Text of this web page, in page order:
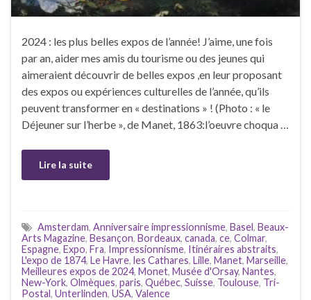
2024 : les plus belles expos de l’année! J’aime, une fois
par an, aider mes amis du tourisme ou des jeunes qui
aimeraient découvrir de belles expos ,en leur proposant
des expos ou expériences culturelles de l’année, qu’ils
peuvent transformer en « destinations » ! (Photo : « le
Déjeuner sur l’herbe », de Manet, 1863:l’oeuvre choqua …
Lire la suite
Amsterdam, Anniversaire impressionnisme, Basel, Beaux-
Arts Magazine, Besançon, Bordeaux, canada, ce, Colmar,
Espagne, Expo, Fra, Impressionnisme, Itinéraires abstraits,
L'expo de 1874, Le Havre, les Cathares, Lille, Manet, Marseille,
Meilleures expos de 2024, Monet, Musée d'Orsay, Nantes,
New-York, Olmèques, paris, Québec, Suisse, Toulouse, Tri-
Postal, Unterlinden, USA, Valence